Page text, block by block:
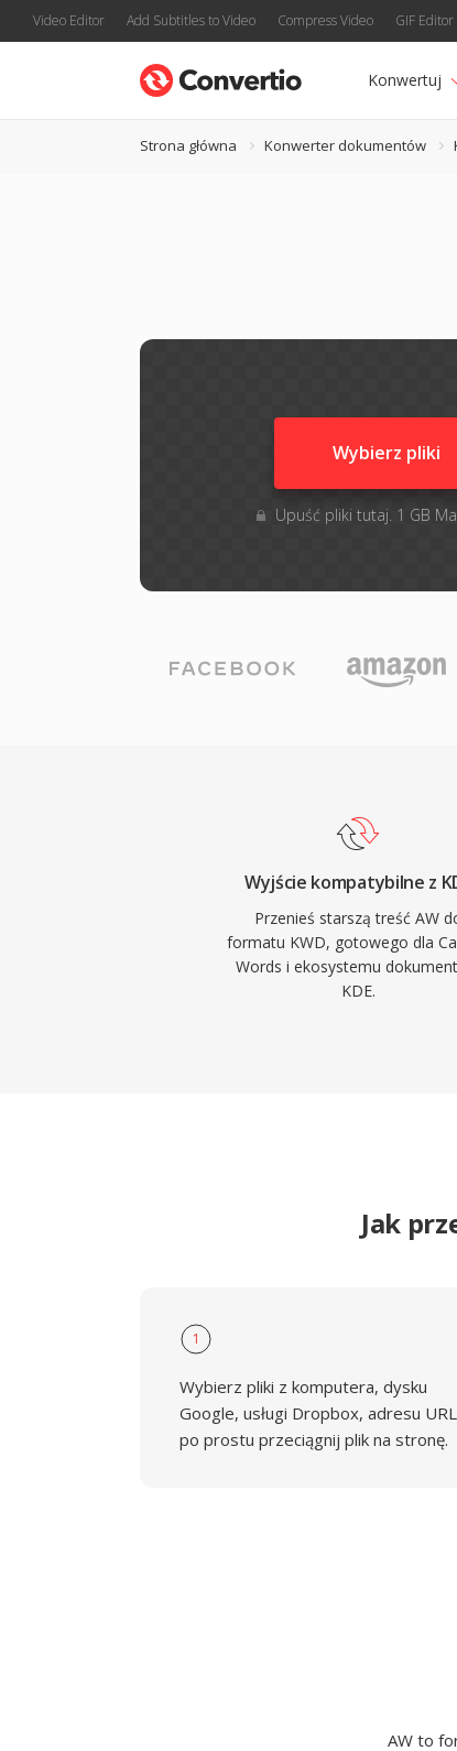
Video Editor Add Subtitles to Video Compress Video GIF Editor
Konwertuj
Strona główna Konwerter dokumentów
Wybierz pliki
Upuść pliki tutaj. 1 GB
Wyjście kompatybilne z
Przenieś starszą treść AW
formatu KWD, gotowego dla
Words i ekosystemu
KDE.
Jak
1
Wybierz pliki z komputera, dysku
Google, usługi Dropbox, adresu
po prostu przeciągnij plik na stronę.
AW to